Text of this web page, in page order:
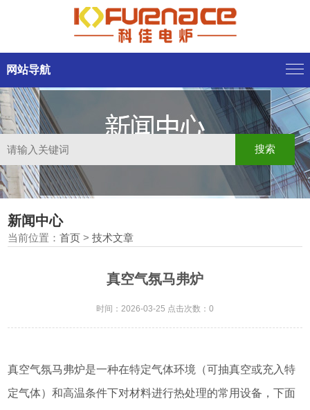
网站导航
新闻中心
当前位置：首页 >技术文章
真空气氛马弗炉
时间：2026-03-25 点击次数：0
真空气氛马弗炉是一种在特定气体环境（可抽真空或充入特
定气体）和高温条件下对材料进行热处理的常用设备，下面